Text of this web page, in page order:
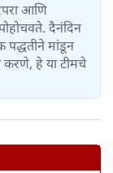
आणि
दैनंदिन
पद्धतीने मांडून
करणे, हे या टीमचे